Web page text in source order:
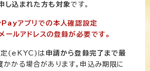
し込まれた方も対象です。
アプリでの本人確認設定
ールアドレスの登録が必要です。
定(eKYC)は 申請から登録完了まで最
かかる場合があります。申込み期限に